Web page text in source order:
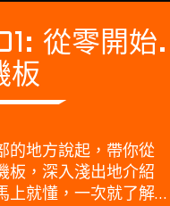
從零開始.
板
的地方說起，帶你從
板，深入淺出地介紹
上就懂，一次就了解